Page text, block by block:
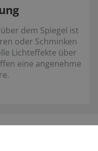
dem Spiegel ist
oder Schminken
Lichteffekte über
eine angenehme